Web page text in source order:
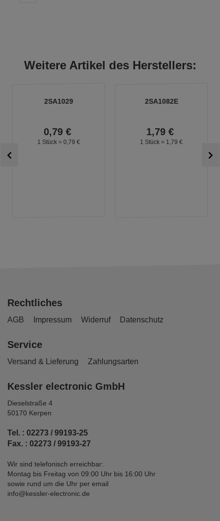
Weitere Artikel des Herstellers:
2SA1029
0,79 €
1 Stück = 0, 79 €
2SA1082E
1,79 €
1 Stück = 1, 79 €
Rechtliches
AGB Impressum Widerruf Datenschutz
Service
Versand & Lieferung Zahlungsarten
Kessler electronic GmbH
Dieselstraße 4
50170 Kerpen
Tel. : 02273 / 99193-25
Fax. : 02273 / 99193-27
Wir sind telefonisch erreichbar:
Montag bis Freitag von 09:00 Uhr bis 16:00 Uhr
sowie rund um die Uhr per email
info@kessler-electronic.de